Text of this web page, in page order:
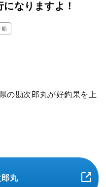
なりますよ！
船
の勘次郎丸が好釣果を上
丸